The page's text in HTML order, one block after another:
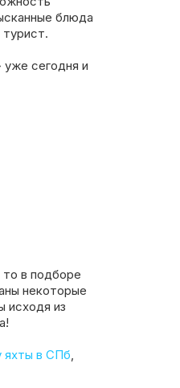
блюда
уже сегодня и
то в подборе
некоторые
исходя из
яхты в СПб,